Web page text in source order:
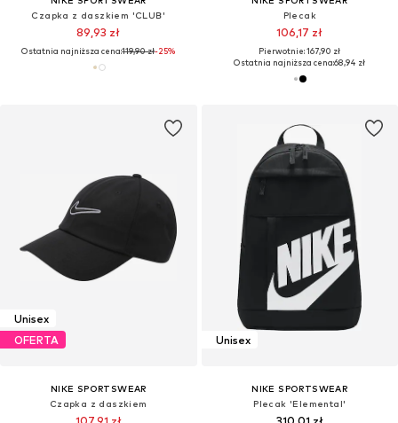
Czapka z daszkiem 'CLUB'
89,93 zł
Ostatnia najniższa cena:119,90 zł-25%
Plecak
106,17 zł
Pierwotnie: 167,90 zł
Ostatnia najniższa cena:68,94 zł
Unisex
OFERTA
NIKE SPORTSWEAR
Czapka z daszkiem
Unisex
NIKE SPORTSWEAR
Plecak 'Elemental'